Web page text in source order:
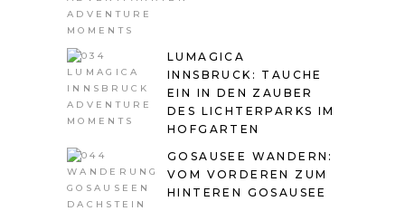
LUMAGICA
INNSBRUCK: TAUCHE
EIN IN DEN ZAUBER
DES LICHTERPARKS IM
HOFGARTEN
GOSAUSEE WANDERN:
VOM VORDEREN ZUM
HINTEREN GOSAUSEE